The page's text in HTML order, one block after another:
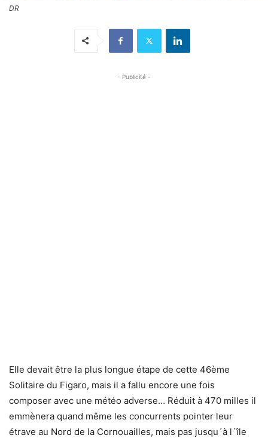
DR
- Publicité -
Elle devait être la plus longue étape de cette 46ème
Solitaire du Figaro, mais il a fallu encore une fois
composer avec une météo adverse… Réduit à 470 milles il
emmènera quand même les concurrents pointer leur
étrave au Nord de la Cornouailles, mais pas jusqu´à l´île